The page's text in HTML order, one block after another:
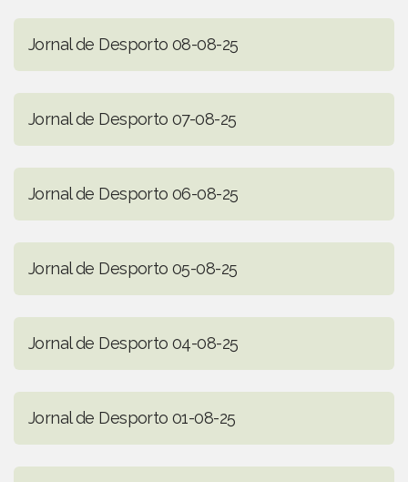
Jornal de Desporto 08-08-25
Jornal de Desporto 07-08-25
Jornal de Desporto 06-08-25
Jornal de Desporto 05-08-25
Jornal de Desporto 04-08-25
Jornal de Desporto 01-08-25